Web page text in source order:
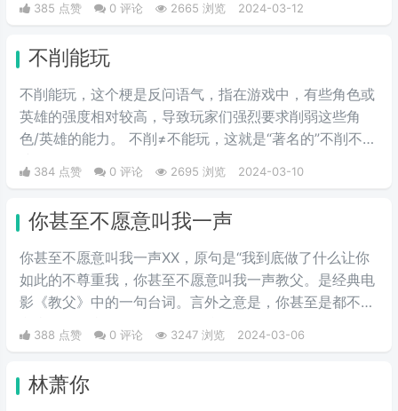
标志啊，佐菲你出息了。
385 点赞 0 评论 2665 浏览 2024-03-12
不削能玩
不削能玩，这个梗是反问语气，指在游戏中，有些角色或
英雄的强度相对较高，导致玩家们强烈要求削弱这些角
色/英雄的能力。 不削≠不能玩，这就是“著名的”不削不等
384 点赞 0 评论 2695 浏览 2024-03-10
你甚至不愿意叫我一声
你甚至不愿意叫我一声XX，原句是“我到底做了什么让你
如此的不尊重我，你甚至不愿意叫我一声教父。是经典电
影《教父》中的一句台词。言外之意是，你甚至是都不拿
388 点赞 0 评论 3247 浏览 2024-03-06
林萧你